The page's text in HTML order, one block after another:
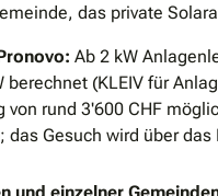
das private
Ab 2 kW
(KLEIV für
von rund 3'600 CHF
das Gesuch wird über